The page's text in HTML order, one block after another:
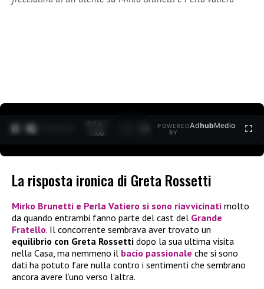
0:15 /
1:40
POWERED
BY
AdhubMedia
La risposta ironica di Greta Rossetti
Mirko Brunetti e Perla Vatiero si sono riavvicinati molto
da quando entrambi fanno parte del cast del Grande
Fratello. Il concorrente sembrava aver trovato un
equilibrio con Greta Rossetti dopo la sua ultima visita
nella Casa, ma nemmeno il bacio passionale che si sono
dati ha potuto fare nulla contro i sentimenti che sembrano
ancora avere l’uno verso l’altra.